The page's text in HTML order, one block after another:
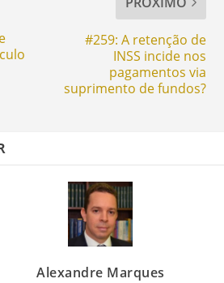
#259: A retenção de
INSS incide nos
pagamentos via
suprimento de fundos?
Alexandre Marques